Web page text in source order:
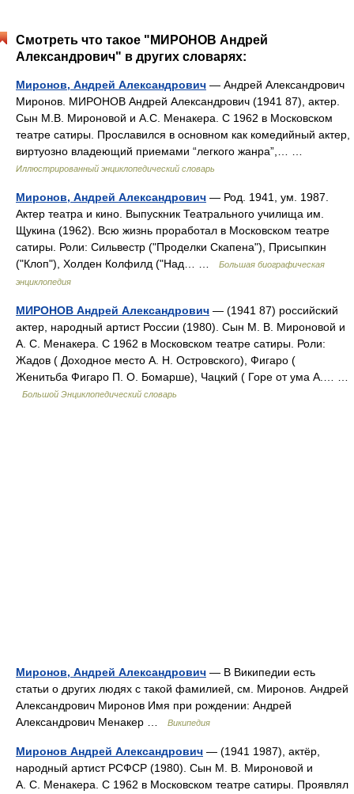
Смотреть что такое "МИРОНОВ Андрей
Александрович" в других словарях:
Миронов, Андрей Александрович — Андрей Александрович
Миронов. МИРОНОВ Андрей Александрович (1941 87), актер.
Сын М.В. Мироновой и А.С. Менакера. С 1962 в Московском
театре сатиры. Прославился в основном как комедийный актер,
виртуозно владеющий приемами “легкого жанра”,… …
Иллюстрированный энциклопедический словарь
Миронов, Андрей Александрович — Род. 1941, ум. 1987.
Актер театра и кино. Выпускник Театрального училища им.
Щукина (1962). Всю жизнь проработал в Московском театре
сатиры. Роли: Сильвестр ("Проделки Скапена"), Присыпкин
("Клоп"), Холден Колфилд ("Над… …
Большая биографическая
энциклопедия
МИРОНОВ Андрей Александрович — (1941 87) российский
актер, народный артист России (1980). Сын М. В. Мироновой и
А. С. Менакера. С 1962 в Московском театре сатиры. Роли:
Жадов ( Доходное место А. Н. Островского), Фигаро (
Женитьба Фигаро П. О. Бомарше), Чацкий ( Горе от ума А.… …
Большой Энциклопедический словарь
Миронов, Андрей Александрович — В Википедии есть
статьи о других людях с такой фамилией, см. Миронов. Андрей
Александрович Миронов Имя при рождении: Андрей
Александрович Менакер …
Википедия
Миронов Андрей Александрович — (1941 1987), актёр,
народный артист РСФСР (1980). Сын М. В. Мироновой и
А. С. Менакера. С 1962 в Московском театре сатиры. Проявлял